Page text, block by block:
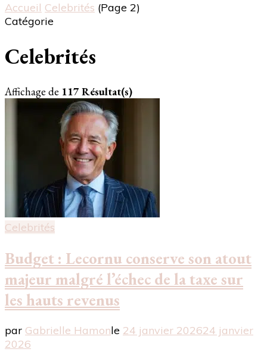
Accueil Celebrités (Page 2)
Catégorie
Celebrités
Affichage de 117 Résultat(s)
Celebrités
Budget : Lecornu conserve son atout
majeur malgré l’échec de la taxe sur
les hauts revenus
par Gabrielle Hamonle 24 janvier 202624 janvier
2026